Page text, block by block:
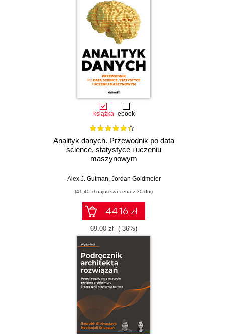
książka ebook
Analityk danych. Przewodnik po data
science, statystyce i uczeniu
maszynowym
Alex J. Gutman Jordan Goldmeier
(41,40 zł najniższa cena z 30 dni)
44.16 zł
69.00 zł (-36%)